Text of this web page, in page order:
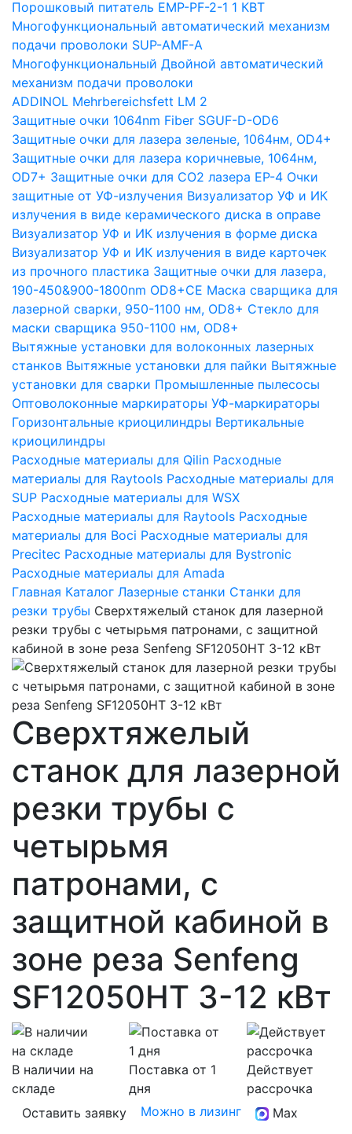
Порошковый питатель EMP-PF-2-1 1 КВТ
Многофункциональный автоматический механизм
подачи проволоки SUP-AMF-A
Многофункциональный Двойной автоматический
механизм подачи проволоки
ADDINOL Mehrbereichsfett LM 2
Защитные очки 1064nm Fiber SGUF-D-OD6
Защитные очки для лазера зеленые, 1064нм, OD4+
Защитные очки для лазера коричневые, 1064нм,
OD7+ Защитные очки для CO2 лазера EP-4 Очки
защитные от УФ-излучения Визуализатор УФ и ИК
излучения в виде керамического диска в оправе
Визуализатор УФ и ИК излучения в форме диска
Визуализатор УФ и ИК излучения в виде карточек
из прочного пластика Защитные очки для лазера,
190-450&900-1800nm OD8+CE Маска сварщика для
лазерной сварки, 950-1100 нм, OD8+ Стекло для
маски сварщика 950-1100 нм, OD8+
Вытяжные установки для волоконных лазерных
станков Вытяжные установки для пайки Вытяжные
установки для сварки Промышленные пылесосы
Оптоволоконные маркираторы УФ-маркираторы
Горизонтальные криоцилиндры Вертикальные
криоцилиндры
Расходные материалы для Qilin Расходные
материалы для Raytools Расходные материалы для
SUP Расходные материалы для WSX
Расходные материалы для Raytools Расходные
материалы для Boci Расходные материалы для
Precitec Расходные материалы для Bystronic
Расходные материалы для Amada
Главная Каталог Лазерные станки Станки для
резки трубы Сверхтяжелый станок для лазерной
резки трубы с четырьмя патронами, с защитной
кабиной в зоне реза Senfeng SF12050HT 3-12 кВт
Сверхтяжелый
станок для лазерной
резки трубы с
четырьмя
патронами, с
защитной кабиной в
зоне реза Senfeng
SF12050HT 3-12 кВт
В наличии на
складе
Поставка от 1
дня
Действует
рассрочка
Оставить заявку
Можно в лизинг
Max